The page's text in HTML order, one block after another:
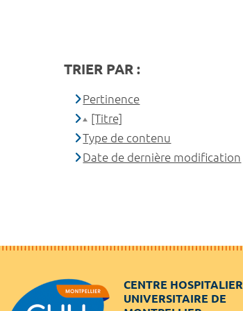
TRIER PAR :
Pertinence
[Titre]
Type de contenu
Date de dernière modification
CENTRE HOSPITALIER
UNIVERSITAIRE DE